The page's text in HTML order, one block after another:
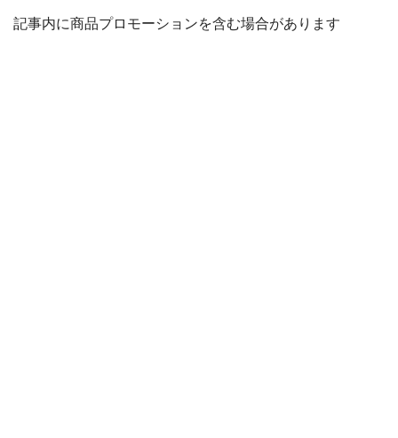
記事内に商品プロモーションを含む場合があります